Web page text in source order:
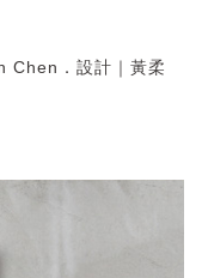
Chen．設計｜黃柔